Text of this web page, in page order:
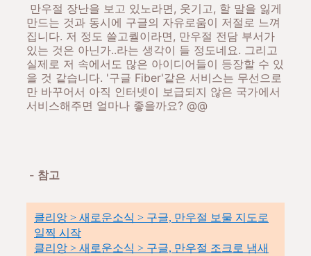
만우절 장난을 보고 있노라면, 웃기고, 할 말을 잃게
만드는 것과 동시에 구글의 자유로움이 저절로 느껴
집니다. 저 정도 쓸고퀄이라면, 만우절 전담 부서가
있는 것은 아닌가..라는 생각이 들 정도네요. 그리고
실제로 저 속에서도 많은 아이디어들이 등장할 수 있
을 것 같습니다. '구글 Fiber'같은 서비스는 무선으로
만 바꾸어서 아직 인터넷이 보급되지 않은 국가에서
서비스해주면 얼마나 좋을까요? @@
- 참고
클리앙 > 새로운소식 > 구글, 만우절 보물 지도로
일찍 시작
클리앙 > 새로운소식 > 구글, 만우절 조크로 냄새